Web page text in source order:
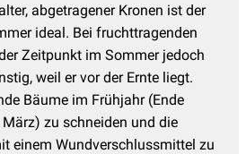
abgetragener Kronen ist der
ideal. Bei fruchttragenden
Zeitpunkt im Sommer jedoch
weil er vor der Ernte liegt.
Bäume im Frühjahr (Ende
zu schneiden und die
einem Wundverschlussmittel zu